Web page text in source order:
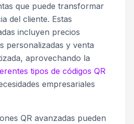
que puede transformar
del cliente. Estas
incluyen precios
personalizadas y venta
aprovechando la
tipos de códigos QR
empresariales
QR avanzadas pueden